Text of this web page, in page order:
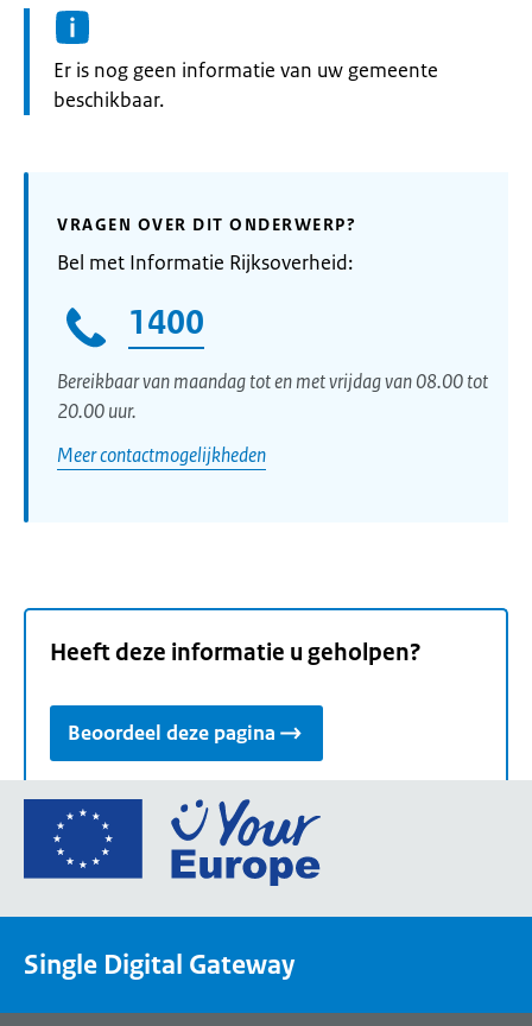
Informatie:
Er is nog geen informatie van uw gemeente
beschikbaar.
VRAGEN OVER DIT ONDERWERP?
Bel met Informatie Rijksoverheid:
1400
Bereikbaar van maandag tot en met vrijdag van 08.00 tot
20.00 uur.
Meer contactmogelijkheden
Heeft deze informatie u geholpen?
Beoordeel deze pagina
Ga
de
een
Single Digital Gateway